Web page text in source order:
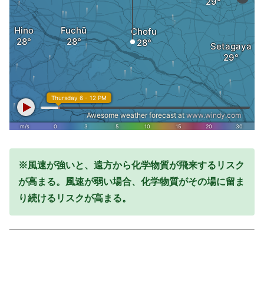
※風速が強いと、遠方から化学物質が飛来するリスク
が高まる。風速が弱い場合、化学物質がその場に留ま
り続けるリスクが高まる。